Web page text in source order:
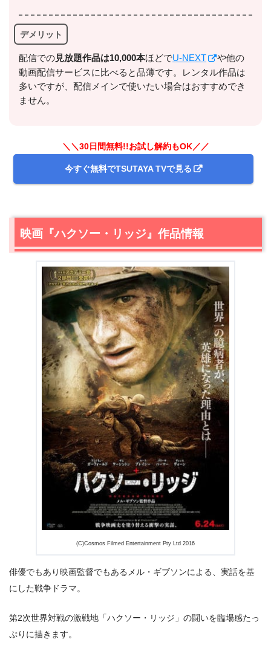
出典:U-NEXTヘルプセンター
＼＼31日間無料!!お試し解約もOK／／
今すぐ無料でU-NEXTで見る
出典:U-NEXT
デメリット
配信での⾒放題作品は10,000本ほどでU-NEXT
や他の
動画配信サービスに比べると品薄です。レンタル作品は
多いですが、配信メインで使いたい場合はおすすめでき
ません。
＼＼30日間無料!!お試し解約もOK／／
今すぐ無料でTSUTAYA TVで見る
映画『ハクソー・リッジ』作品情報
(C)Cosmos Filmed Entertainment Pty Ltd 2016
俳優でもあり映画監督でもあるメル・ギブソンによる、実話を基
にした戦争ドラマ。
第2次世界対戦の激戦地「ハクソー・リッジ」の闘いを臨場感たっ
ぷりに描きます。